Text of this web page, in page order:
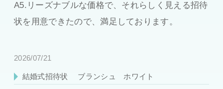
A5.リーズナブルな価格で、それらしく見える招待
状を用意できたので、満足しております。
2026/07/21
結婚式招待状 ブランシュ ホワイト